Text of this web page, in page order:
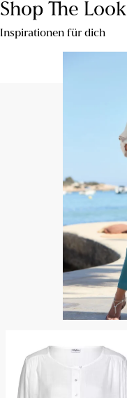
Shop The Look
Inspirationen für dich